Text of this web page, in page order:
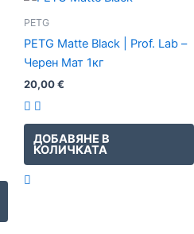
PETG
PETG Matte Black | Prof. Lab –
Черен Мат 1кг
20,00€
ДОБАВЯНЕ В
КОЛИЧКАТА